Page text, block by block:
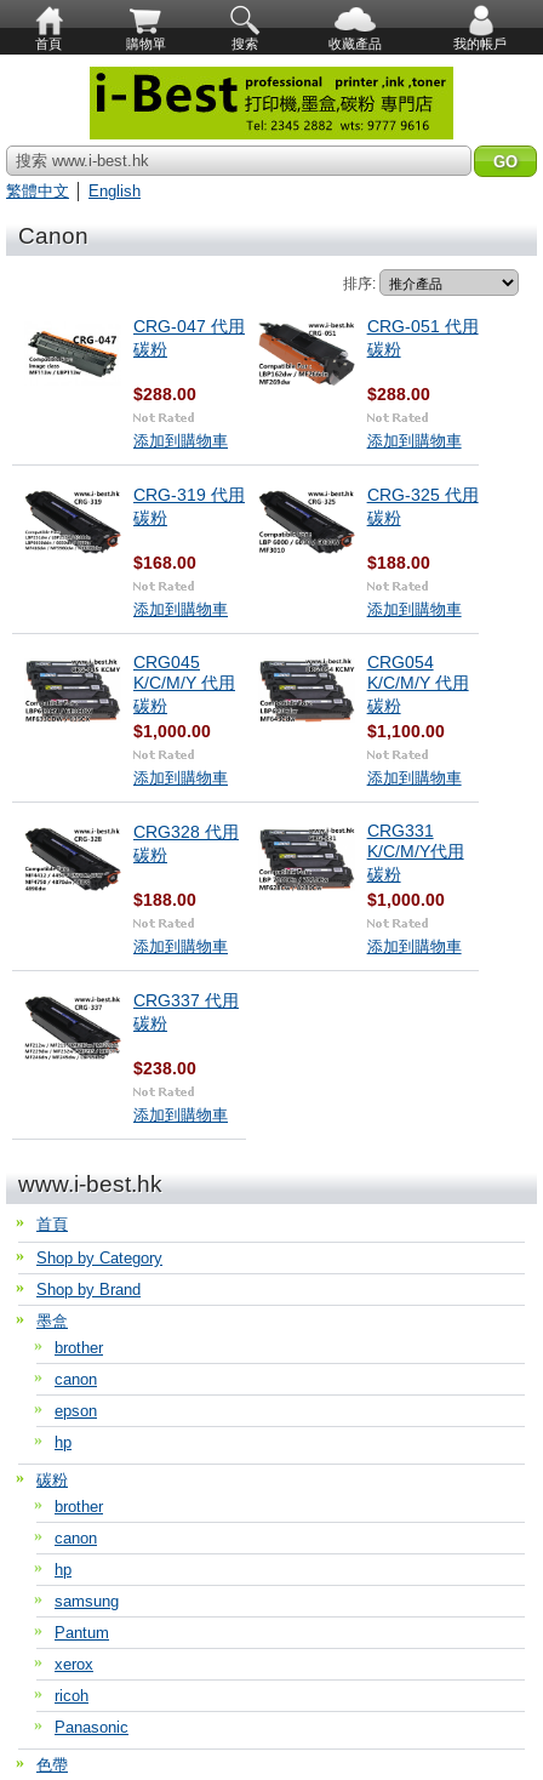
首頁 購物單 搜索 收藏產品 我的帳戶
搜索 www.i-best.hk
繁體中文
English
Canon
排序:
CRG-047 代用
碳粉
$288.00
添加到購物車
CRG-051 代用
碳粉
$288.00
添加到購物車
CRG-319 代用
碳粉
$168.00
添加到購物車
CRG-325 代用
碳粉
$188.00
添加到購物車
CRG045
K/C/M/Y 代用
碳粉
$1,000.00
添加到購物車
CRG054
K/C/M/Y 代用
碳粉
$1,100.00
添加到購物車
CRG328 代用
碳粉
$188.00
添加到購物車
CRG331
K/C/M/Y代用
碳粉
$1,000.00
添加到購物車
CRG337 代用
碳粉
$238.00
添加到購物車
www.i-best.hk
首頁
Shop by Category
Shop by Brand
墨盒
brother
canon
epson
hp
碳粉
brother
canon
hp
samsung
Pantum
xerox
ricoh
Panasonic
色帶